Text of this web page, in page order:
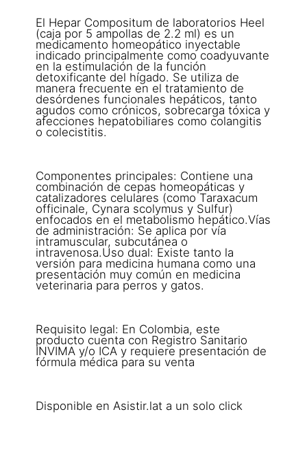
El Hepar Compositum de laboratorios Heel
(caja por 5 ampollas de 2.2 ml) es un
medicamento homeopático inyectable
indicado principalmente como coadyuvante
en la estimulación de la función
detoxificante del hígado. Se utiliza de
manera frecuente en el tratamiento de
desórdenes funcionales hepáticos, tanto
agudos como crónicos, sobrecarga tóxica y
afecciones hepatobiliares como colangitis
o colecistitis.
Componentes principales: Contiene una
combinación de cepas homeopáticas y
catalizadores celulares (como Taraxacum
officinale, Cynara scolymus y Sulfur)
enfocados en el metabolismo hepático.Vías
de administración: Se aplica por vía
intramuscular, subcutánea o
intravenosa.Uso dual: Existe tanto la
versión para medicina humana como una
presentación muy común en medicina
veterinaria para perros y gatos.
Requisito legal: En Colombia, este
producto cuenta con Registro Sanitario
INVIMA y/o ICA y requiere presentación de
fórmula médica para su venta
Disponible en Asistir.lat a un solo click